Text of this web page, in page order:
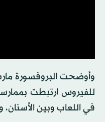
وأوضحت البروفسورة
للفيروس ارتبطت
في اللعاب وبين الأسنان،